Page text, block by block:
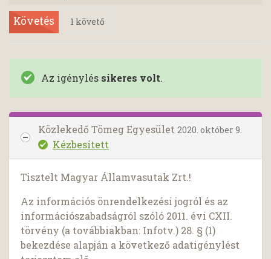
Követés 1 követő
Az igénylés sikeres volt.
Közlekedő Tömeg Egyesület 2020. október 9.
Kézbesített
Tisztelt Magyar Államvasutak Zrt.!
Az információs önrendelkezési jogról és az
információszabadságról szóló 2011. évi CXII.
törvény (a továbbiakban: Infotv.) 28. § (1)
bekezdése alapján a következő adatigénylést